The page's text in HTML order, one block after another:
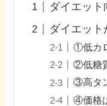
ダイエッ
ダイエッ
①低カ
②低糖
③高タ
④価格